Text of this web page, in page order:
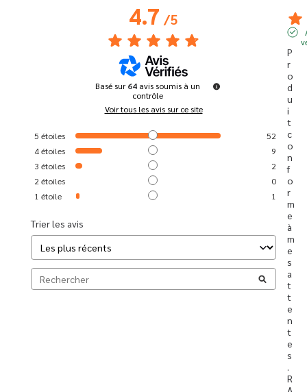
4.7/5
Basé sur64 avis soumis à un
contrôle
Voir tous les avis sur ce site
5 étoiles
52
4étoiles
9
3 étoiles
2
2étoiles
0
1 étoile 1
Trier les avis
P
r
o
d
u
i
t
c
o
n
f
o
r
m
e
à
m
e
s
a
t
t
e
n
t
e
s
.
R